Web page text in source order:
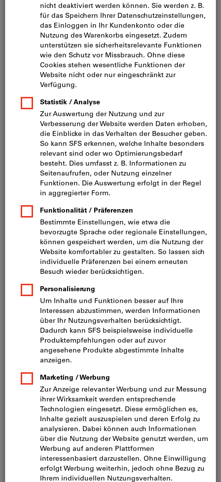
Bild zum Vergrößern anklicken
Preis pro 1 Stück
inkl. MwSt.
zzgl. Versandkosten
Netto: CHF 1.45
Staffelpreise:
ab 1 Stück CHF 1.57/ 1 Stück
ab 50 Stück
CHF 1.30/ 1 Stück
80
120 180
800 1000
Wollen Sie mehrere Varianten gleichzeitig bestellen?
Zur Schnellerfassung